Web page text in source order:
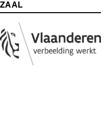
ZAAL
Media
Afbeelding